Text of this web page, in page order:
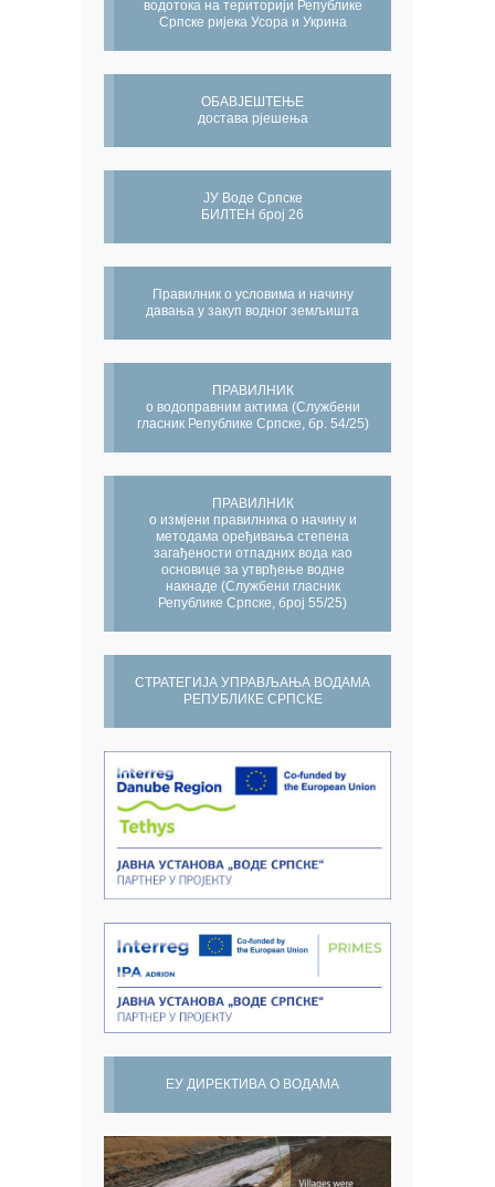
водотока на територији Републике
Српске ријека Усора и Укрина
ОБАВЈЕШТЕЊЕ
достава рјешења
ЈУ Воде Српске
БИЛТЕН број 26
Правилник о условима и начину
давања у закуп водног земљишта
ПРАВИЛНИК
о водоправним актима (Службени
гласник Републике Српске, бр. 54/25)
ПРАВИЛНИК
о измјени правилника о начину и
методама оређивања степена
загађености отпадних вода као
основице за утврђење водне
накнаде (Службени гласник
Републике Српске, број 55/25)
СТРАТЕГИЈА УПРАВЉАЊА ВОДАМА
РЕПУБЛИКЕ СРПСКЕ
ЕУ ДИРЕКТИВА О ВОДАМА